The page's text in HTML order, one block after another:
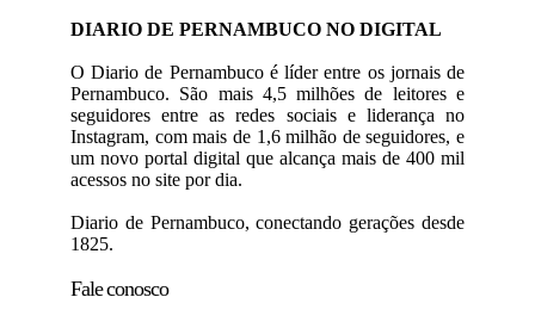
DIARIO DE PERNAMBUCO NO DIGITAL
O Diario de Pernambuco é líder entre os jornais de
Pernambuco. São mais 4,5 milhões de leitores e
seguidores entre as redes sociais e liderança no
Instagram, com mais de 1,6 milhão de seguidores, e
um novo portal digital que alcança mais de 400 mil
acessos no site por dia.
Diario de Pernambuco, conectando gerações desde
1825.
Fale conosco